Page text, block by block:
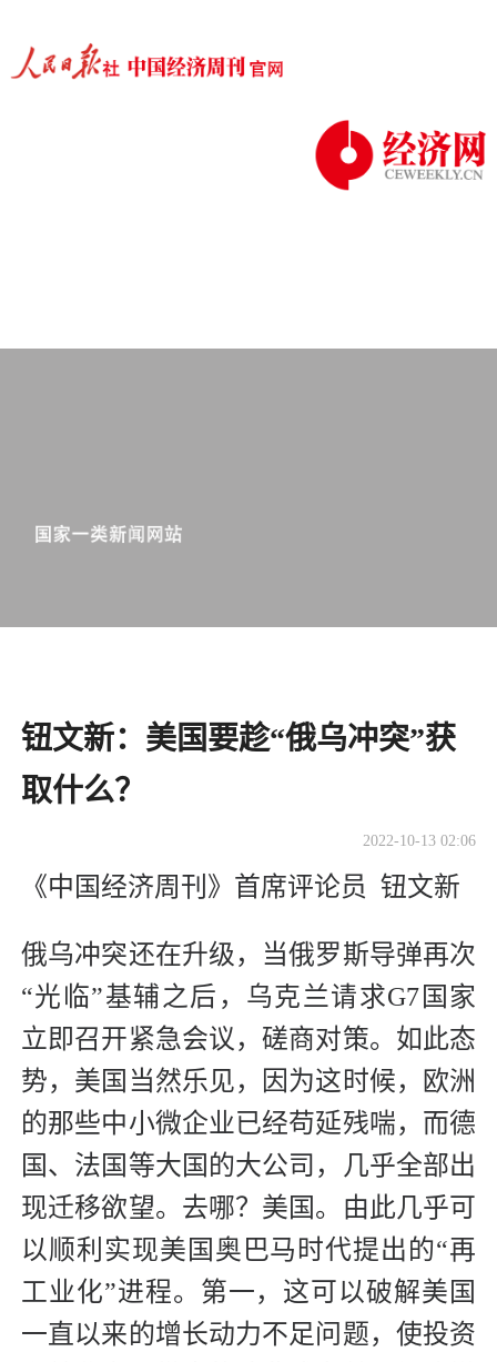
钮文新：美国要趁“俄乌冲突”获
取什么？
2022-10-13 02:06
《中国经济周刊》首席评论员 钮文新
俄乌冲突还在升级，当俄罗斯导弹再次
“光临”基辅之后，乌克兰请求G7国家
立即召开紧急会议，磋商对策。如此态
势，美国当然乐见，因为这时候，欧洲
的那些中小微企业已经苟延残喘，而德
国、法国等大国的大公司，几乎全部出
现迁移欲望。去哪？美国。由此几乎可
以顺利实现美国奥巴马时代提出的“再
工业化”进程。第一，这可以破解美国
一直以来的增长动力不足问题，使投资